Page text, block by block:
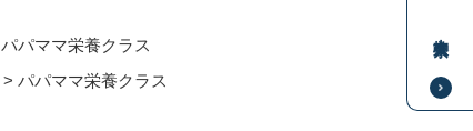
パパママ栄養クラス
> パパママ栄養クラス